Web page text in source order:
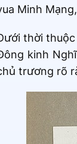
Minh
thời
kinh
trương rõ